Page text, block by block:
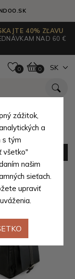
40% ZĽAVU
NAD 60 €
0 0 SK
zážitok,
a
s tým
všetko"
našim
sieťach.
upraviť